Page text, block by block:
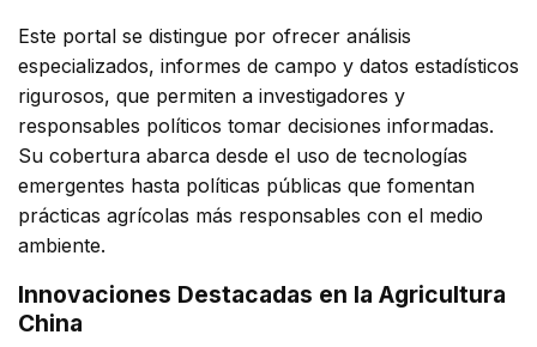
Este portal se distingue por ofrecer análisis
especializados, informes de campo y datos estadísticos
rigurosos, que permiten a investigadores y
responsables políticos tomar decisiones informadas.
Su cobertura abarca desde el uso de tecnologías
emergentes hasta políticas públicas que fomentan
prácticas agrícolas más responsables con el medio
ambiente.
Innovaciones Destacadas en la Agricultura
China